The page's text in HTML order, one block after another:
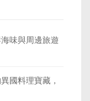
味與周邊旅遊
國料理寶藏，